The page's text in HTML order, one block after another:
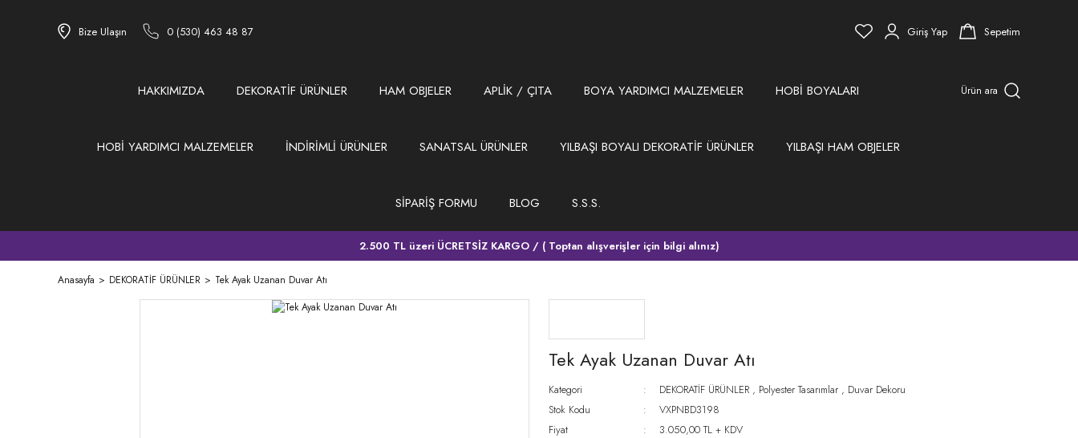
Bize Ulaşın 0 (530) 463 48 87 Giriş Yap Sepetim
HAKKIMIZDA DEKORATİF ÜRÜNLER HAM OBJELER APLİK / ÇITA BOYA YARDIMCI MALZEMELER HOBİ BOYALARI
HOBİ YARDIMCI MALZEMELER İNDİRİMLİ ÜRÜNLER SANATSAL ÜRÜNLER YILBAŞI BOYALI DEKORATİF ÜRÜNLER YILBAŞI HAM OBJELER
SİPARİŞ FORMU BLOG S.S.S.
Ürün ara
2.500 TL üzeri ÜCRETSİZ KARGO / ( Toptan alışverişler için bilgi alınız)
Anasayfa DEKORATİF ÜRÜNLER Tek Ayak Uzanan Duvar Atı
Tek Ayak Uzanan Duvar Atı
Kategori DEKORATİF ÜRÜNLER , Polyester Tasarımlar , Duvar Dekoru
Stok Kodu
VXPNBD3198
Fiyat
3.050,00 TL + KDV